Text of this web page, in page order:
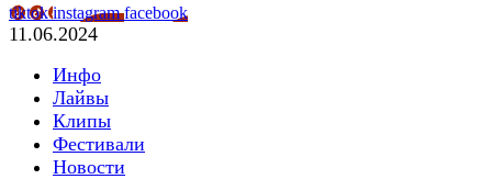
tiktokinstagramfacebook
11.06.2024
Инфо
Лайвы
Клипы
Фестивали
Новости